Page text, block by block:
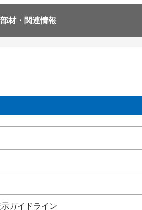
材・関連情報
イドライン